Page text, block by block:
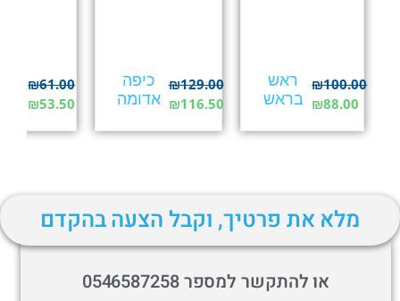
ראש
בראש
₪100.00
₪88.00
כיפה
אדומה
₪129.00
₪116.50
₪61.00
₪53.50
מלא את פרטיך, וקבל הצעה בהקדם
או להתקשר למספר 0546587258